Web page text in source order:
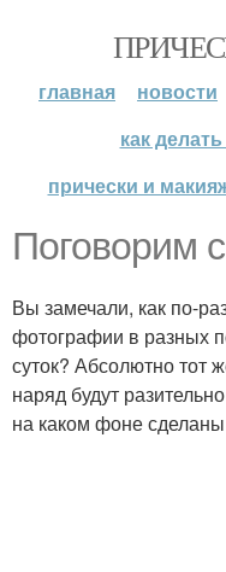
главная новости
как
прически и
Поговорим
Вы замечали, как по-
фотографии в разных
суток? Абсолютно тот
наряд будут
на каком фоне